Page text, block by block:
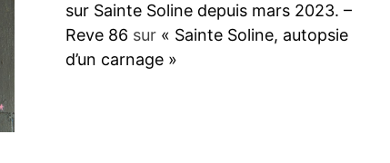
sur Sainte Soline depuis mars 2023. –
Reve 86 sur « Sainte Soline, autopsie
d’un carnage »